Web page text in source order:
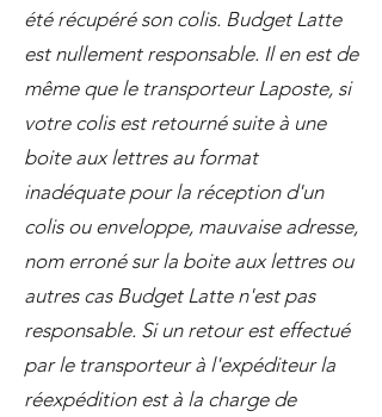
été récupéré son colis. Budget Latte
est nullement responsable. Il en est de
même que le transporteur Laposte, si
votre colis est retourné suite à une
boite aux lettres au format
inadéquate pour la réception d'un
colis ou enveloppe, mauvaise adresse,
nom erroné sur la boite aux lettres ou
autres cas Budget Latte n'est pas
responsable. Si un retour est effectué
par le transporteur à l'expéditeur la
réexpédition est à la charge de